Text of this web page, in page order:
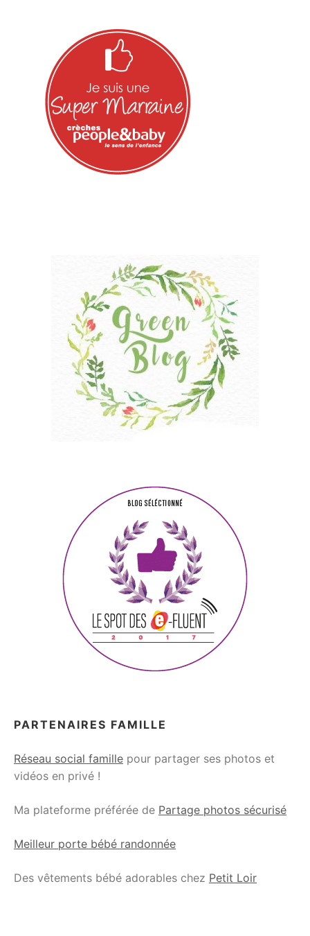
PARTENAIRES FAMILLE
Réseau social famille pour partager ses photos et
vidéos en privé !
Ma plateforme préférée de Partage photos sécurisé
Meilleur porte bébé randonnée
Des vêtements bébé adorables chez Petit Loir